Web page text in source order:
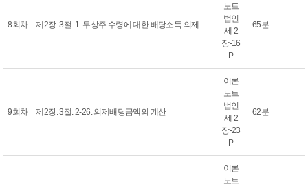
8회차 제2장. 3절. 1. 무상주 수령에 대한 배당소득 의제
노트
법인
세 2
장-16
P
65분
9회차 제2장. 3절. 2-26. 의제배당금액의 계산
이론
노트
법인
세 2
장-23
P
62분
이론
노트